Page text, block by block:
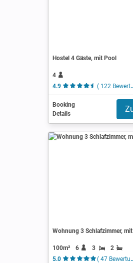
Hostel 4 Gäste, mit Pool
4
4.9
( 122 Bewertungen )
Booking
Details
Wohnung 3 Schlafzimmer, mit
100m² 6 3
2
5.0
( 47 Bewertungen )